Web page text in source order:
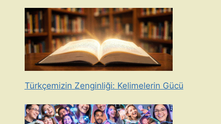
Türkçemizin Zenginliği: Kelimelerin Gücü